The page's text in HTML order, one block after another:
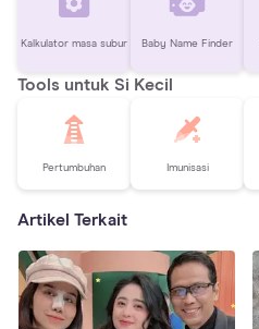
Kalkulator masa subur Baby Name Finder
Tools untuk Si Kecil
Pertumbuhan Imunisasi
Artikel Terkait